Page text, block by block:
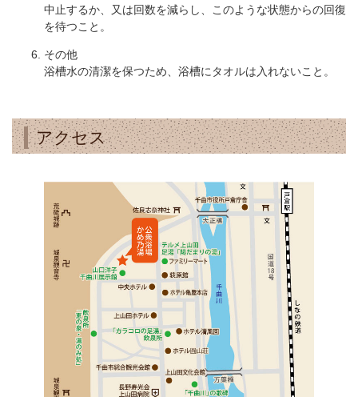
中止するか、又は回数を減らし、このような状態からの回復
を待つこと。
その他
浴槽水の清潔を保つため、浴槽にタオルは入れないこと。
アクセス